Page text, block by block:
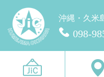
沖縄・久米
098-